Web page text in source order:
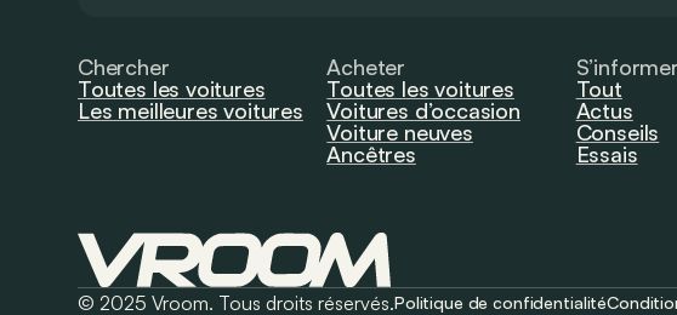
Chercher
Toutes les voitures
Les meilleures voitures
Acheter
Toutes les voitures
Voitures d’occasion
Voiture neuves
Ancêtres
S’informer
Tout
Actus
Conseils
Essais
© 2025 Vroom. Tous droits réservés.Politique de confidentialité